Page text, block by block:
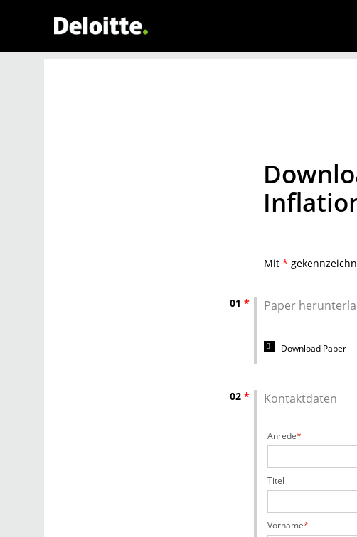
Mit *
01 * Paper
Download Paper
02 * Kontaktdaten
Anrede
Titel
Vorname